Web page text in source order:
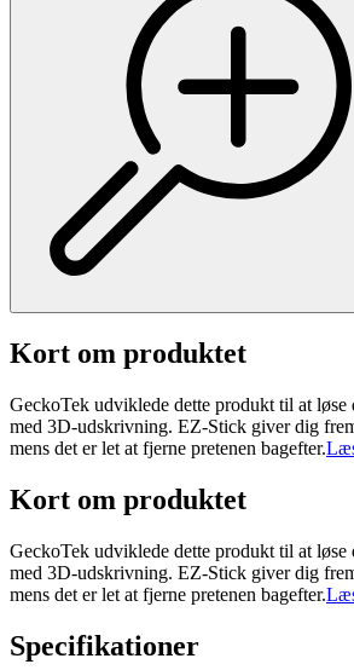
Kort om produktet
GeckoTek udviklede dette produkt til at løse
med 3D-udskrivning. EZ-Stick giver dig
mens det er let at fjerne pretenen bagefter.
Kort om produktet
GeckoTek udviklede dette produkt til at løse
med 3D-udskrivning. EZ-Stick giver dig
mens det er let at fjerne pretenen bagefter.
Specifikationer